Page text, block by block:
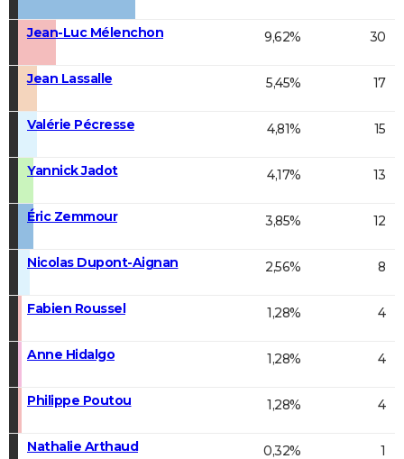
Jean-Luc Mélenchon 9,62% 30
Jean Lassalle 5,45% 17
Valérie Pécresse 4,81% 15
Yannick Jadot 4,17% 13
Éric Zemmour 3,85% 12
Nicolas Dupont-Aignan 2,56% 8
Fabien Roussel 1,28% 4
Anne Hidalgo 1,28% 4
Philippe Poutou 1,28% 4
Nathalie Arthaud 0,32% 1